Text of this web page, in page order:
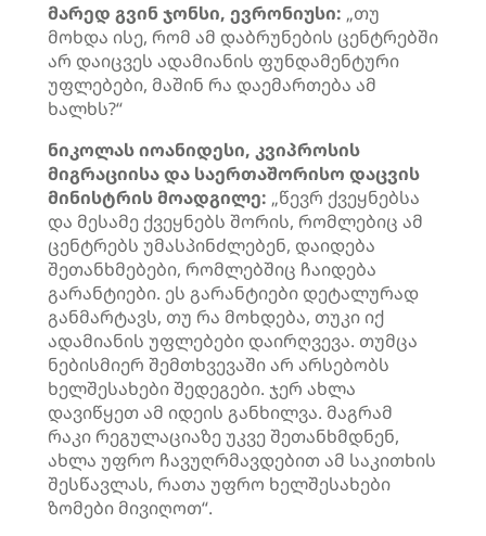
მარედ გვინ ჯონსი, ევრონიუსი: „თუ
მოხდა ისე, რომ ამ დაბრუნების ცენტრებში
არ დაიცვეს ადამიანის ფუნდამენტური
უფლებები, მაშინ რა დაემართება ამ
ხალხს?“
ნიკოლას იოანიდესი, კვიპროსის
მიგრაციისა და საერთაშორისო დაცვის
მინისტრის მოადგილე: „წევრ ქვეყნებსა
და მესამე ქვეყნებს შორის, რომლებიც ამ
ცენტრებს უმასპინძლებენ, დაიდება
შეთანხმებები, რომლებშიც ჩაიდება
გარანტიები. ეს გარანტიები დეტალურად
განმარტავს, თუ რა მოხდება, თუკი იქ
ადამიანის უფლებები დაირღვევა. თუმცა
ნებისმიერ შემთხვევაში არ არსებობს
ხელშესახები შედეგები. ჯერ ახლა
დავიწყეთ ამ იდეის განხილვა. მაგრამ
რაკი რეგულაციაზე უკვე შეთანხმდნენ,
ახლა უფრო ჩავუღრმავდებით ამ საკითხის
შესწავლას, რათა უფრო ხელშესახები
ზომები მივიღოთ“.